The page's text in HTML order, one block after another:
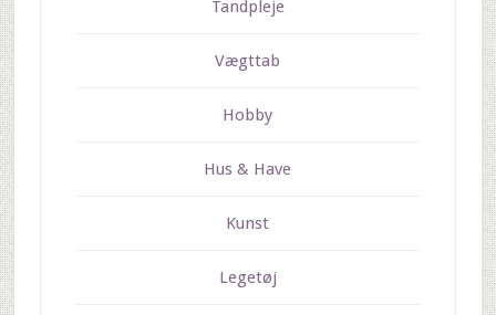
Tandpleje
Vægttab
Hobby
Hus & Have
Kunst
Legetøj